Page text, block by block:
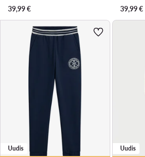
39,99€
39,99€
Uudis Uudis